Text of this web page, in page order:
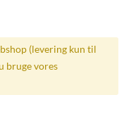
(levering kun til
bruge vores